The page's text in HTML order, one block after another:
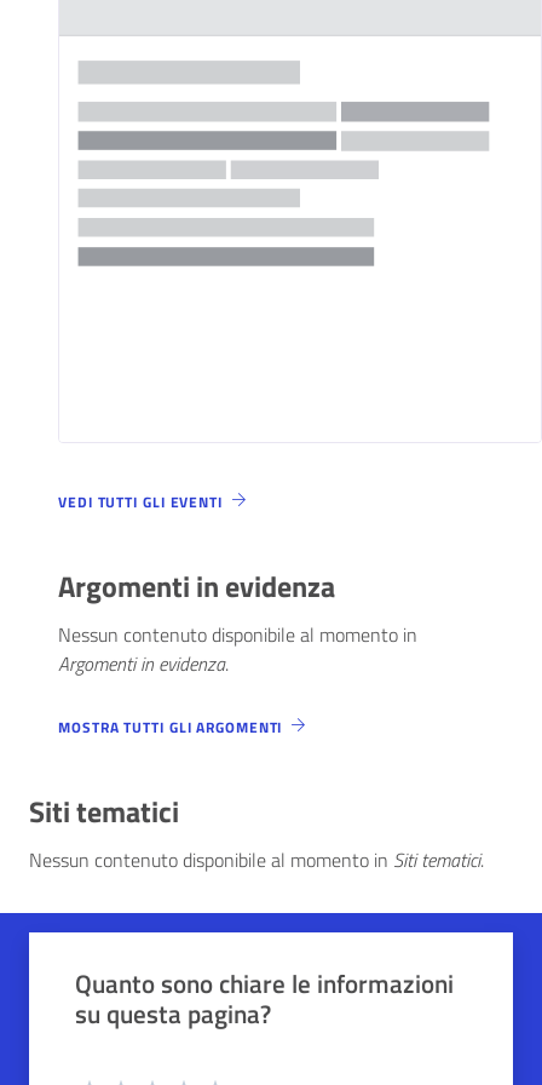
VEDI TUTTI GLI EVENTI
Argomenti in evidenza
Nessun contenuto disponibile al momento in
Argomenti in evidenza.
MOSTRA TUTTI GLI ARGOMENTI
Siti tematici
Nessun contenuto disponibile al momento in Siti tematici.
Quanto sono chiare le informazioni
su questa pagina?
Grazie, il tuo parere ci aiuterà a
Quali sono stati gli aspetti che hai preferito?
1/2
Le indicazioni erano chiare
Vuoi aggiungere altri dettagli?
2/2
Dettaglio
Avanti